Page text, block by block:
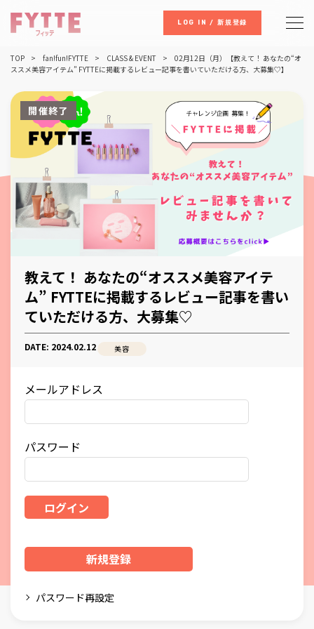
LOG IN / 新規登録
TOP fan!fun!FYTTE CLASS & EVENT
02月12日（月）【教えて！ あなたの“オ
ススメ美容アイテム” FYTTEに掲載するレビュー記事を書いていただける方、大募集♡】
開催終了
教えて！ あなたの“オススメ美容アイテ
ム” FYTTEに掲載するレビュー記事を書い
ていただける方、大募集♡
DATE: 2024.02.12 美容
メールアドレス
パスワード
ログイン
新規登録
パスワード再設定